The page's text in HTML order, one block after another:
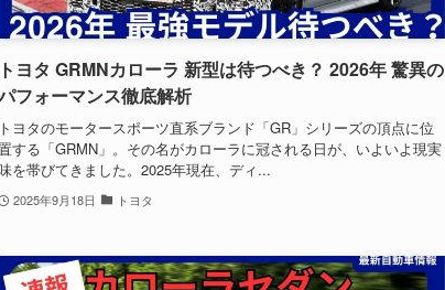
トヨタ GRMNカローラ 新型は待つべき？ 2026年 驚異の
フォーマンス徹底解析
トヨタのモータースポーツ直系ブランド「GR」シリーズの頂点に位
する「GRMN」。その名がカローラに冠される日が、いよいよ現実
を帯びてきました。2025年現在、ディ...
2025年9月18日 トヨタ